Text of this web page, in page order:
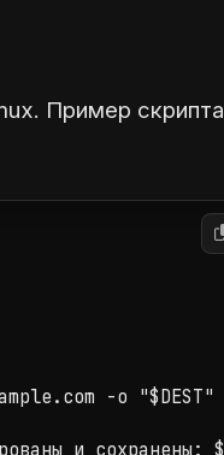
Пример скрипта
-o "$DEST"